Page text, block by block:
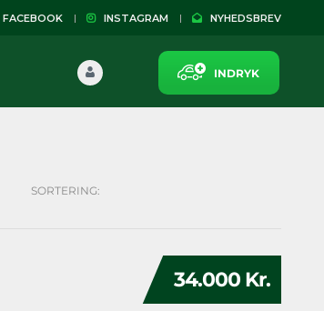
FACEBOOK INSTAGRAM NYHEDSBREV
INDRYK
SORTERING:
34.000 Kr.